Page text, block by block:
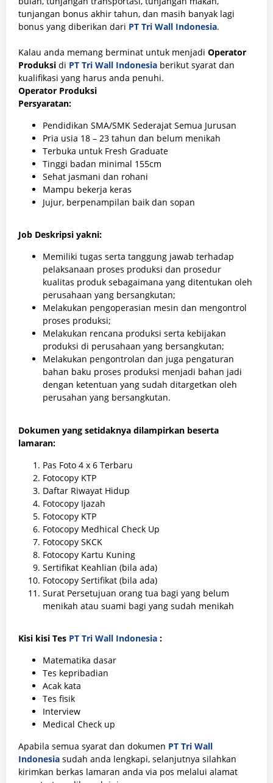
tunjangan bonus akhir tahun, dan masih banyak lagi
bonus yang diberikan dari PT Tri Wall Indonesia.
Kalau anda memang berminat untuk menjadi Operator
Produksi di PT Tri Wall Indonesia berikut syarat dan
kualifikasi yang harus anda penuhi.
Operator Produksi
Persyaratan:
Pendidikan SMA/SMK Sederajat Semua Jurusan
Pria usia 18 – 23 tahun dan belum menikah
Terbuka untuk Fresh Graduate
Tinggi badan minimal 155cm
Sehat jasmani dan rohani
Mampu bekerja keras
Jujur, berpenampilan baik dan sopan
Job Deskripsi yakni:
Memiliki tugas serta tanggung jawab terhadap
pelaksanaan proses produksi dan prosedur
kualitas produk sebagaimana yang ditentukan oleh
perusahaan yang bersangkutan;
Melakukan pengoperasian mesin dan mengontrol
proses produksi;
Melakukan rencana produksi serta kebijakan
produksi di perusahaan yang bersangkutan;
Melakukan pengontrolan dan juga pengaturan
bahan baku proses produksi menjadi bahan jadi
dengan ketentuan yang sudah ditargetkan oleh
perusahan yang bersangkutan.
Dokumen yang setidaknya dilampirkan beserta
lamaran:
Pas Foto 4 x 6 Terbaru
Fotocopy KTP
Daftar Riwayat Hidup
Fotocopy Ijazah
Fotocopy KTP
Fotocopy Medhical Check Up
Fotocopy SKCK
Fotocopy Kartu Kuning
Sertifikat Keahlian (bila ada)
Fotocopy Sertifikat (bila ada)
Surat Persetujuan orang tua bagi yang belum
menikah atau suami bagi yang sudah menikah
Kisi kisi Tes PT Tri Wall Indonesia :
Matematika dasar
Tes kepribadian
Acak kata
Tes fisik
Interview
Medical Check up
Apabila semua syarat dan dokumen PT Tri Wall
Indonesia sudah anda lengkapi, selanjutnya silahkan
kirimkan berkas lamaran anda via pos melalui alamat